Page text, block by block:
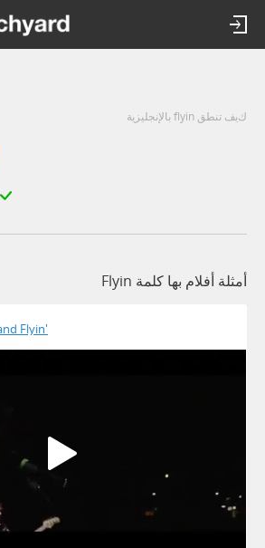
كيف تنطق flyin بالإنجليزية
أمثلة أفلام بها كلمة Flyin
Flyin'